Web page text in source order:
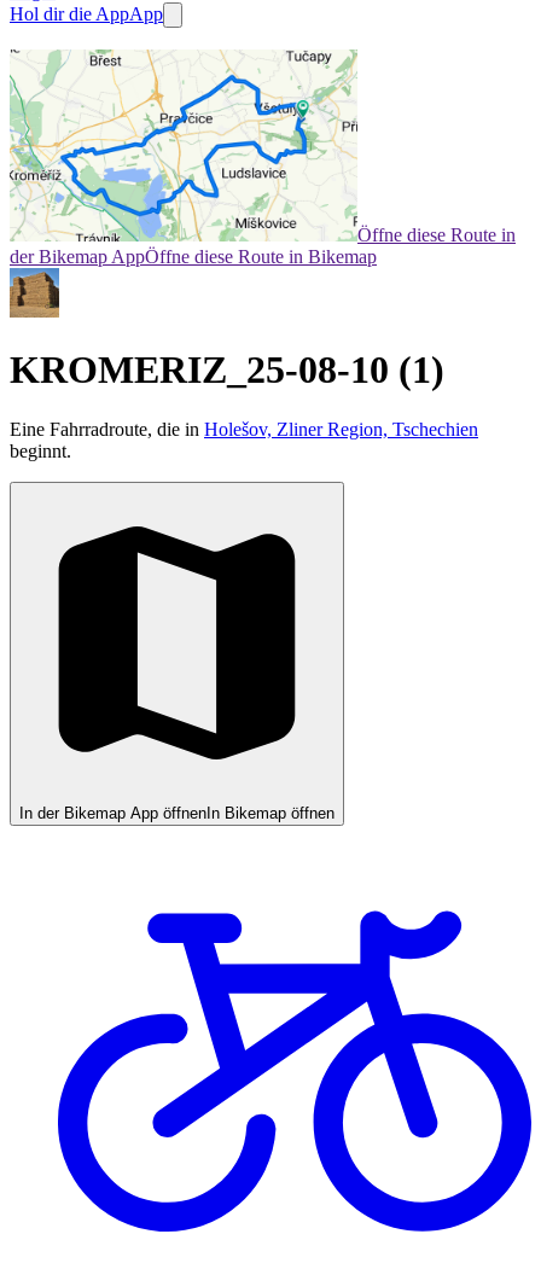
Hol dir die AppApp
Öffne diese Route in
der Bikemap AppÖffne diese Route in Bikemap
KROMERIZ_25-08-10 (1)
Eine Fahrradroute, die in Holešov, Zliner Region, Tschechien
beginnt.
In der Bikemap App öffnen In Bikemap öffnen